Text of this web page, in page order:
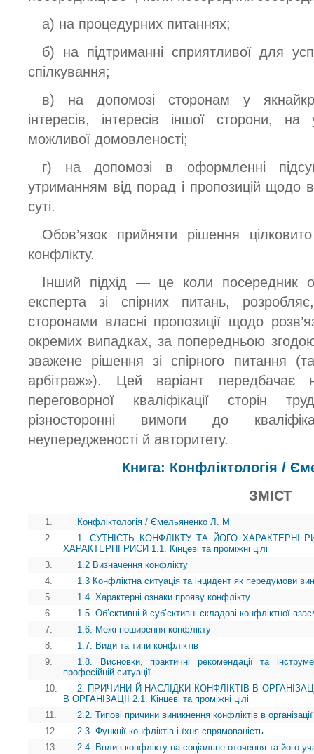
а) на процедурних питаннях;
б) на підтриманні сприятливої для
спілкування;
в) на допомозі сторонам у
інтересів, інтересів іншої сторони,
можливої домовленості;
г) на допомозі в оформленні
утриманням від порад і пропозицій щодо
суті.
Обов’язок прийняти рішення
конфлікту.
Інший підхід — це коли посередник
експерта зі спірних питань,
сторонами власні пропозиції щодо
окремих випадках, за попередньою
зважене рішення зі спірного питання
арбітраж»). Цей варіант передбачає
переговорної кваліфікації сторін
різносторонні вимоги до
неупередженості й авторитету.
Книга: Конфліктологія /
ЗМІСТ
1.
Конфліктологія / Ємельяненко Л. М
2.
1. СУТНІСТЬ КОНФЛІКТУ ТА ЙОГО ХАРАКТЕРНІ
ХАРАКТЕРНІ РИСИ 1.1. Кінцеві та проміжні цілі
3.
1.2 Визначення конфлікту
4.
1.3 Конфліктна ситуація та інцидент як передумови
5.
1.4. Характерні ознаки прояву конфлікту
6.
1.5. Об’єктивні й суб’єктивні складові конфліктної
7.
1.6. Межі поширення конфлікту
8.
1.7. Види та типи конфліктів
9.
1.8. Висновки, практичні рекомендації та
професійній ситуації
10.
2. ПРИЧИНИ Й НАСЛІДКИ КОНФЛІКТІВ В
В ОРГАНІЗАЦІЇ 2.1. Кінцеві та проміжні цілі
11.
2.2. Типові причини виникнення конфліктів в організації
12.
2.3. Функції конфліктів і їхня спрямованість
13.
2.4. Вплив конфлікту на соціальне оточення та його